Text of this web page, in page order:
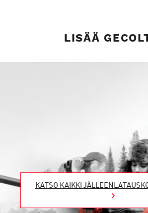
LISÄÄ
KATSO KAIKKI